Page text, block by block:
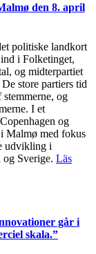
den 8. april
politiske landkort
i Folketinget,
og midterpartiet
store partiers tid
og
I et
og
Malmø med fokus
udvikling i
Sverige. Läs
går i
skala.”